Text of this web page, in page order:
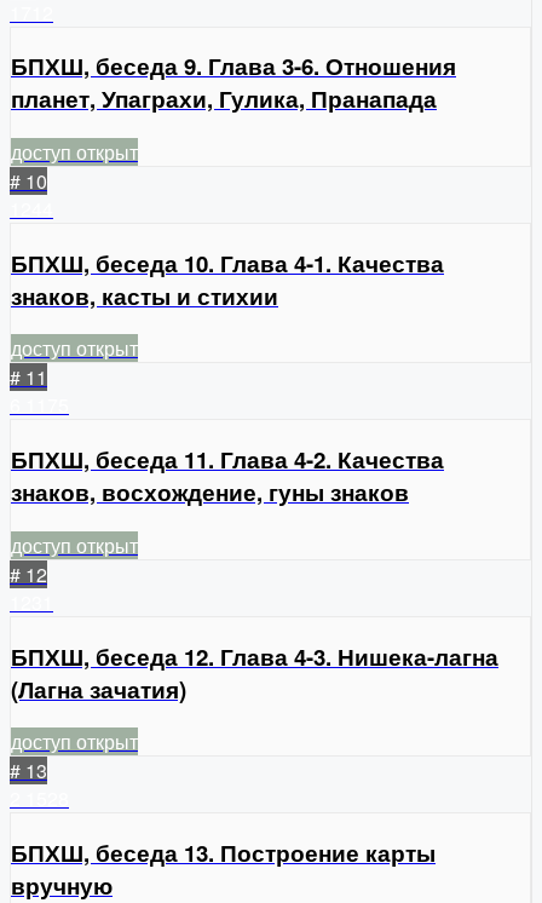
БПХШ, беседа 9. Глава 3-6. Отношения
планет, Упаграхи, Гулика, Пранапада
доступ открыт
# 10
БПХШ, беседа 10. Глава 4-1. Качества
знаков, касты и стихии
доступ открыт
# 11
БПХШ, беседа 11. Глава 4-2. Качества
знаков, восхождение, гуны знаков
доступ открыт
# 12
БПХШ, беседа 12. Глава 4-3. Нишека-лагна
(Лагна зачатия)
доступ открыт
# 13
БПХШ, беседа 13. Построение карты
вручную